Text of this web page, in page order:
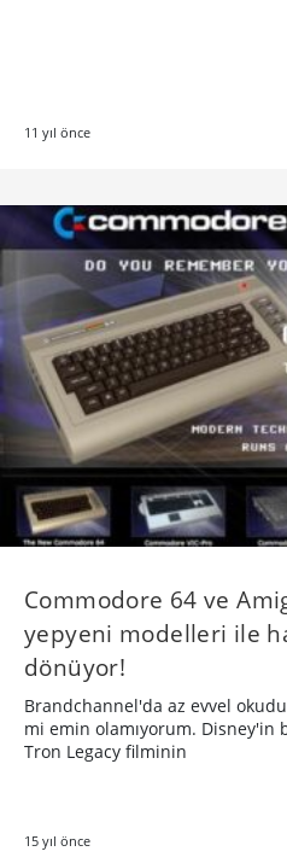
11 yıl önce
Commodore 64 ve
yepyeni modelleri ile
dönüyor!
Brandchannel'da az evvel
mi emin olamıyorum. Disney'in
Tron Legacy filminin
15 yıl önce